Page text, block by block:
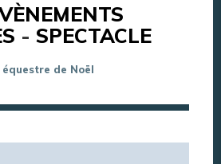
- SPECTACLE
de Noël